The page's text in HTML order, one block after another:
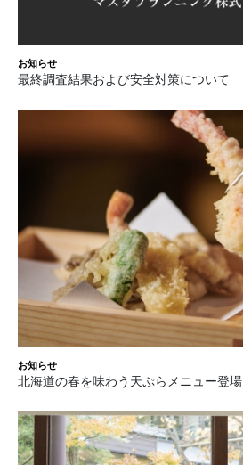
お知らせ
最終調査結果および安全対策について
お知らせ
北海道の春を味わう天ぷらメニュー登場